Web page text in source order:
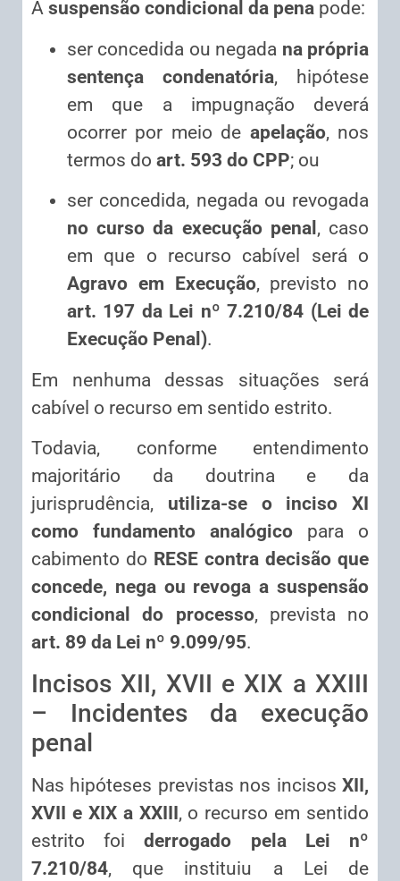
A suspensão condicional da pena pode:
ser concedida ou negada na própria
sentença condenatória, hipótese
em que a impugnação deverá
ocorrer por meio de apelação, nos
termos do art. 593 do CPP; ou
ser concedida, negada ou revogada
no curso da execução penal , caso
em que o recurso cabível será o
Agravo em Execução, previsto no
art. 197 da Lei nº 7.210/84 (Lei de
Execução Penal).
Em nenhuma dessas situações será
cabível o recurso em sentido estrito.
Todavia, conforme entendimento
majoritário da doutrina e da
jurisprudência, utiliza-se o inciso XI
como fundamento analógico para o
cabimento do RESE contra decisão que
concede, nega ou revoga a suspensão
condicional do processo, prevista no
art. 89 da Lei nº 9.099/95.
Incisos XII, XVII e XIX a XXIII
– Incidentes da execução
penal
Nas hipóteses previstas nos incisos XII,
XVII e XIX a XXIII, o recurso em sentido
estrito foiderrogado pela Lei nº
7.210/84, que instituiu a Lei de